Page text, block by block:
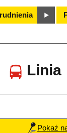
Linia
Pokaż